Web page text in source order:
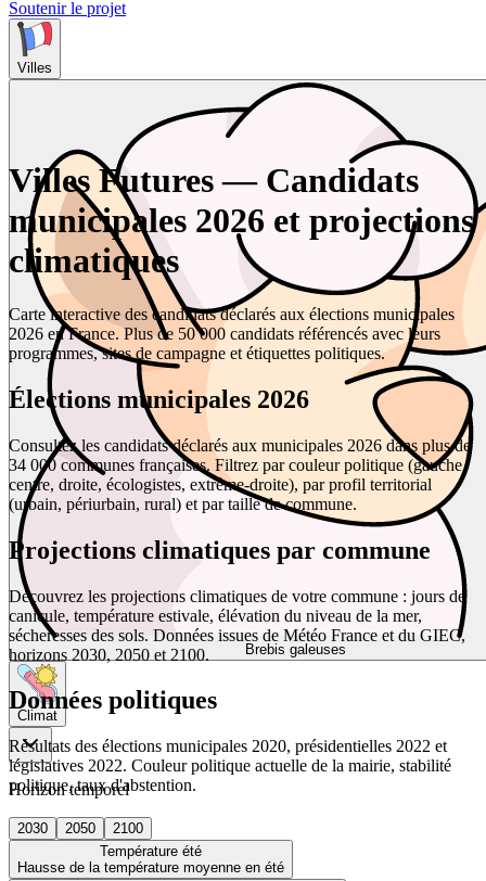
Soutenir le projet
Villes
Brebis galeuses
Climat
Horizon temporel
2030 2050
2100
Température été
Hausse de la température moyenne en été
Villes Futures — Candidats
municipales 2026 et projections
climatiques
Carte interactive des candidats déclarés aux élections municipales
2026 en France. Plus de 50 000 candidats référencés avec leurs
programmes, sites de campagne et étiquettes politiques.
Élections municipales 2026
Consultez les candidats déclarés aux municipales 2026 dans plus de
34 000 communes françaises. Filtrez par couleur politique (gauche,
centre, droite, écologistes, extrême-droite), par profil territorial
(urbain, périurbain, rural) et par taille de commune.
Projections climatiques par commune
Découvrez les projections climatiques de votre commune : jours de
canicule, température estivale, élévation du niveau de la mer,
sécheresses des sols. Données issues de Météo France et du GIEC,
horizons 2030, 2050 et 2100.
Données politiques
Résultats des élections municipales 2020, présidentielles 2022 et
législatives 2022. Couleur politique actuelle de la mairie, stabilité
politique, taux d'abstention.